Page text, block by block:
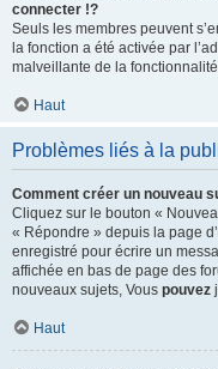
connecter !?
Seuls les membres peuvent
la fonction a été activée par
malveillante de la
Haut
Problèmes liés à la
Comment créer un nouveau
Cliquez sur le bouton «
« Répondre » depuis la page
enregistré pour écrire un
affichée en bas de page des
nouveaux sujets, Vous pouvez
Haut